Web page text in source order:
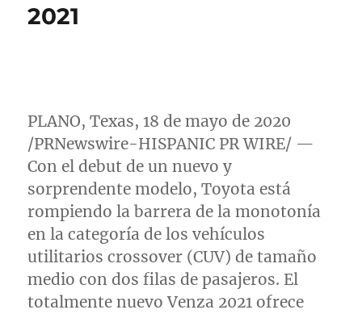
2021
PLANO, Texas, 18 de mayo de 2020
/PRNewswire-HISPANIC PR WIRE/ —
Con el debut de un nuevo y
sorprendente modelo, Toyota está
rompiendo la barrera de la monotonía
en la categoría de los vehículos
utilitarios crossover (CUV) de tamaño
medio con dos filas de pasajeros. El
totalmente nuevo Venza 2021 ofrece